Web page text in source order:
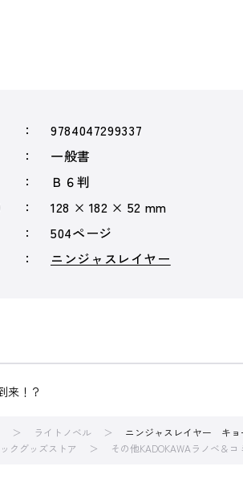
9784047299337
一般書
Ｂ６判
128 × 182 × 52 mm
504ページ
ニンジャスレイヤー
来！？
ライトノベル
ニンジャスレイヤー キョ
クグッズストア その他KADOKAWAラノベ＆